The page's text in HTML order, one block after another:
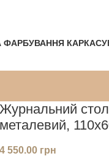
ФАРБУВАННЯ КАРКАСУ
Журнальний
металевий,
4 550.00 грн